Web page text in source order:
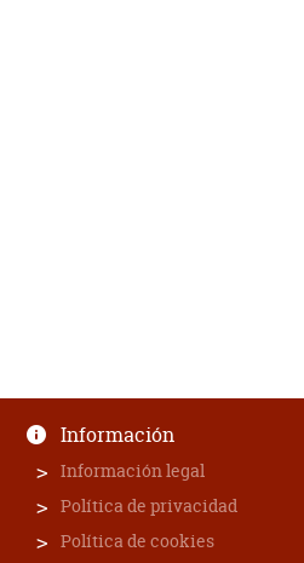
Información
Información legal
Política de privacidad
Política de cookies